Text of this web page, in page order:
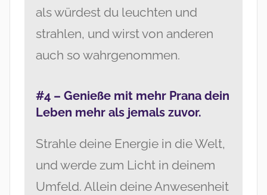
als würdest du leuchten und
strahlen, und wirst von anderen
auch so wahrgenommen.
#4 – Genieße mit mehr Prana dein
Leben mehr als jemals zuvor.
Strahle deine Energie in die Welt,
und werde zum Licht in deinem
Umfeld. Allein deine Anwesenheit